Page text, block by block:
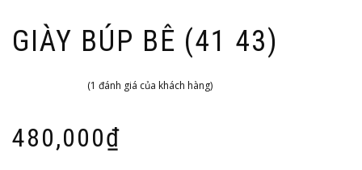
GIÀY BÚP BÊ (41 43)
giá
(1 đánh giá của khách hàng)
480,000₫